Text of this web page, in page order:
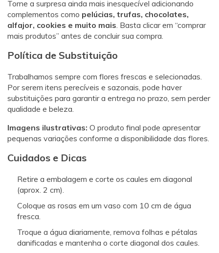
Torne a surpresa ainda mais inesquecível adicionando
complementos como pelúcias, trufas, chocolates,
alfajor, cookies e muito mais. Basta clicar em “comprar
mais produtos” antes de concluir sua compra.
Política de Substituição
Trabalhamos sempre com flores frescas e selecionadas.
Por serem itens perecíveis e sazonais, pode haver
substituições para garantir a entrega no prazo, sem perder
qualidade e beleza.
Imagens ilustrativas: O produto final pode apresentar
pequenas variações conforme a disponibilidade das flores.
Cuidados e Dicas
Retire a embalagem e corte os caules em diagonal
(aprox. 2 cm).
Coloque as rosas em um vaso com 10 cm de água
fresca.
Troque a água diariamente, remova folhas e pétalas
danificadas e mantenha o corte diagonal dos caules.